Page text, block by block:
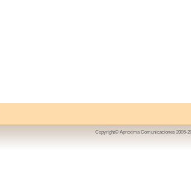
Copyright© Aproxima Comunicaciones 2006-